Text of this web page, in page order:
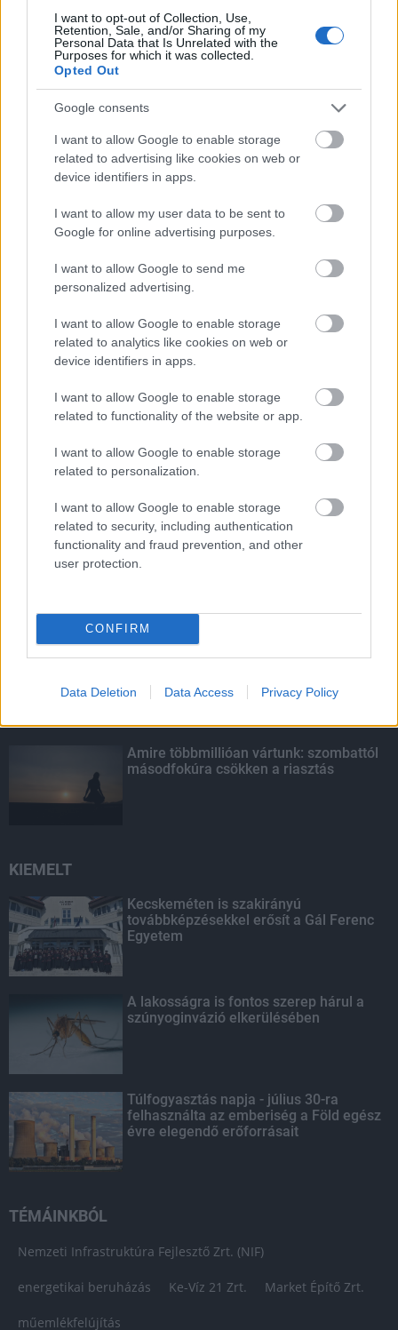
I want to opt-out of Collection, Use,
Retention, Sale, and/or Sharing of my
Personal Data that Is Unrelated with the
Purposes for which it was collected.
Opted Out
Google consents
I want to allow Google to enable storage
related to advertising like cookies on web or
device identifiers in apps.
I want to allow my user data to be sent to
Google for online advertising purposes.
I want to allow Google to send me
personalized advertising.
I want to allow Google to enable storage
related to analytics like cookies on web or
device identifiers in apps.
I want to allow Google to enable storage
related to functionality of the website or app.
I want to allow Google to enable storage
related to personalization.
I want to allow Google to enable storage
related to security, including authentication
functionality and fraud prevention, and other
user protection.
CONFIRM
Data Deletion Data Access Privacy Policy
másodfokúra csökken a riasztás
Látlelet a hazai víziközművekről?
Egyetlen, fél évszázados vezetéken múlt
Bicske vízellátása
Gyárleállításokkal és átszervezett
termeléssel tehermentesíti a
villamosenergia-rendszert a STRABAG
HIRDETÉS
LEGOLVASOTTABB
Látlelet a hazai víziközművekről?
Egyetlen, fél évszázados vezetéken
Egyhetes országos ellenőrzést tart a
Amire többmillióan vártunk: szombattól
másodfokúra csökken a riasztás
KIEMELT
Kecskeméten is szakirányú
továbbképzésekkel erősít a Gál Ferenc
Egyetem
A lakosságra is fontos szerep hárul a
szúnyoginvázió elkerülésében
Túlfogyasztás napja - július 30-ra
felhasználta az emberiség a Föld egész
évre elegendő erőforrásait
TÉMÁINKBÓL
Nemzeti Infrastruktúra Fejlesztő Zrt. (NIF)
energetikai beruházás Ke-Víz 21 Zrt. Market Építő Zrt.
műemlékfelújítás